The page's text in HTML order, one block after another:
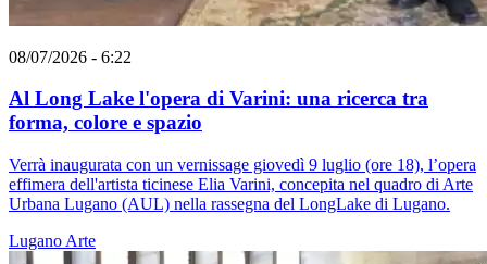
08/07/2026 - 6:22
Al Long Lake l'opera di Varini: una ricerca tra
forma, colore e spazio
Verrà inaugurata con un vernissage giovedì 9 luglio (ore 18), l’opera
effimera dell'artista ticinese Elia Varini, concepita nel quadro di Arte
Urbana Lugano (AUL) nella rassegna del LongLake di Lugano.
Lugano Arte